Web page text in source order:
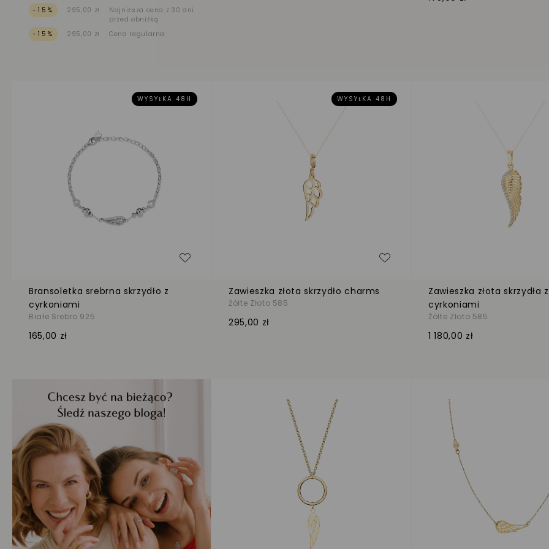
-15% 295,00 zł
Najniższa cena z 30 dni
przed obniżką
-15%
295,00 zł Cena regularna
WYSYŁKA 48H
Bransoletka srebrna skrzydło z
cyrkoniami
Białe Srebro 925
165,00 zł
Dodaj do listy życzeń
WYSYŁKA 48H
Zawieszka złota skrzydło charms
Żółte Złoto 585
295,00 zł
Dodaj do listy życzeń
Zawieszka złota skrzydła z
cyrkoniami
Żółte Złoto 585
1 180,00 zł